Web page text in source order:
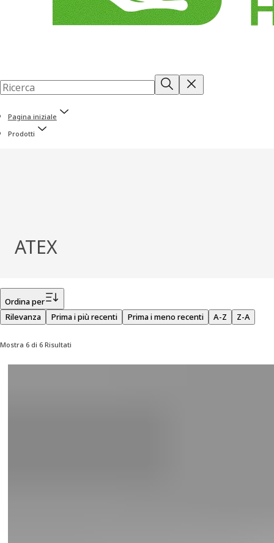
Pagina iniziale
Prodotti
ATEX
Ordina per
Rilevanza
Prima i più recenti Prima i meno recenti A-Z Z-A
Mostra 6 di 6 Risultati